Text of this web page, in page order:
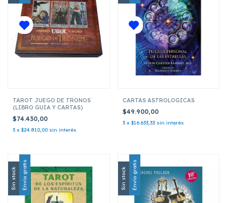
TAROT JUEGO DE TRONOS
(LIBRO GUIA Y CARTAS)
$74.430,00
3 x $24.810,00 sin interés
CARTAS ASTROLOGICAS
$49.900,00
3 x $16.633,33 sin interés
Sin stock Envío gratis Sin stock Envío gratis